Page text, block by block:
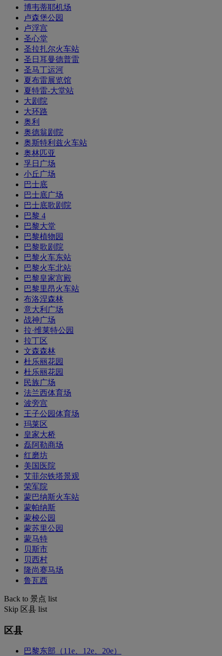
博韦蒂耶机场
卢森堡公园
卢浮宫
圣心堂
圣拉扎尔火车站
圣日耳曼德普雷
圣马丁运河
夏布雷展览馆
夏特雷-大堂站
大剧院
大环路
奥利
奥德翁剧院
奥斯特利兹火车站
奥林匹亚
孚日广场
小丘广场
巴士底
巴士底广场
巴士底歌剧院
巴黎 4
巴黎大堂
巴黎植物园
巴黎歌剧院
巴黎火车东站
巴黎火车北站
巴黎皇家宫殿
巴黎里昂火车站
布洛涅森林
意大利广场
战神广场
拉·维莱特公园
拉丁区
文森森林
杜乐丽花园
杜乐丽花园
民族广场
法兰西体育场
波旁宫
王子公园体育场
玛莱区
皇家大桥
磊阿勒商场
红磨坊
美国医院
艾菲尔铁塔景观
荣军院
蒙巴纳斯火车站
蒙帕纳斯
蒙梭公园
蒙苏里公园
蒙马特
贝斯市
贝西村
隆尚赛马场
鲁瓦西
Back to 景点 list
Skip 区县 list
区县
巴黎东部（11e、12e、20e）